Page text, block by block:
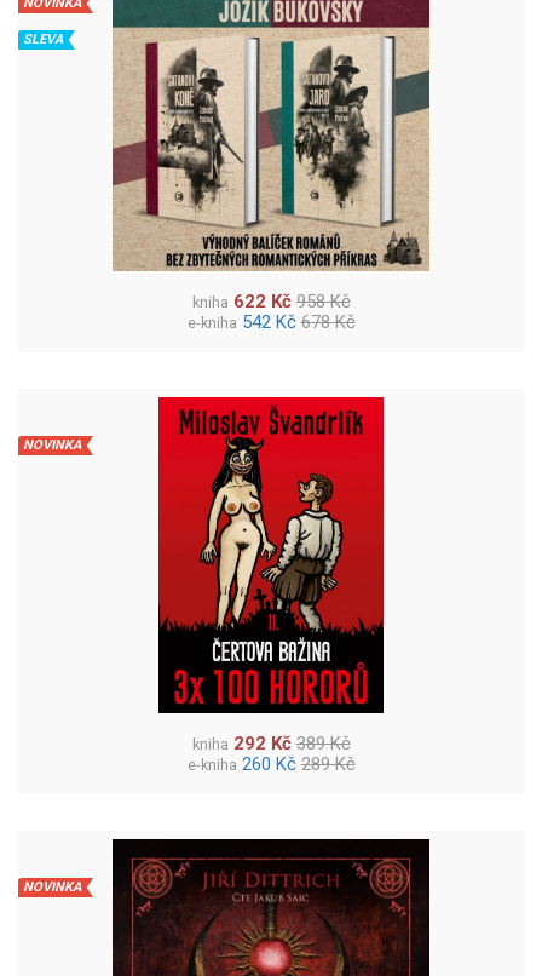
SLEVA
kniha 622 Kč 958 Kč
e-kniha 542 Kč 678 Kč
NOVINKA
kniha 292 Kč 389 Kč
e-kniha 260 Kč 289 Kč
NOVINKA